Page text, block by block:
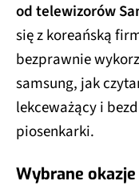
od telewizorów
się z koreańską
bezprawnie
samsung, jak
lekceważący i
piosenkarki.
Wybrane okazje